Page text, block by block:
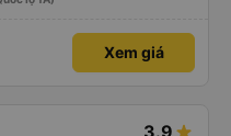
Xem giá
3.9